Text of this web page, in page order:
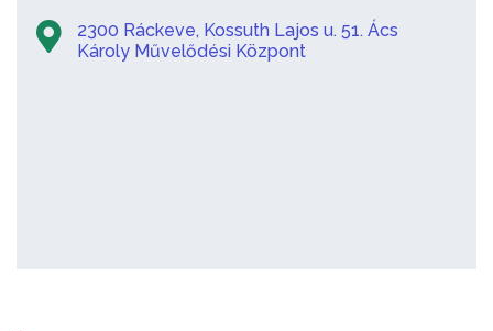
2300 Ráckeve, Kossuth Lajos u. 51. Ács
Károly Művelődési Központ